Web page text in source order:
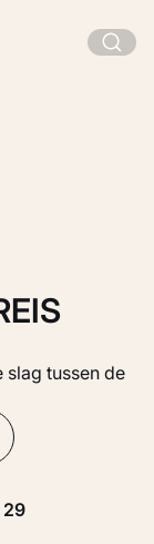
slag tussen de